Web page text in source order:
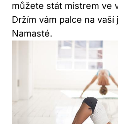
můžete stát mistrem ve
Držím vám palce na
Namasté.